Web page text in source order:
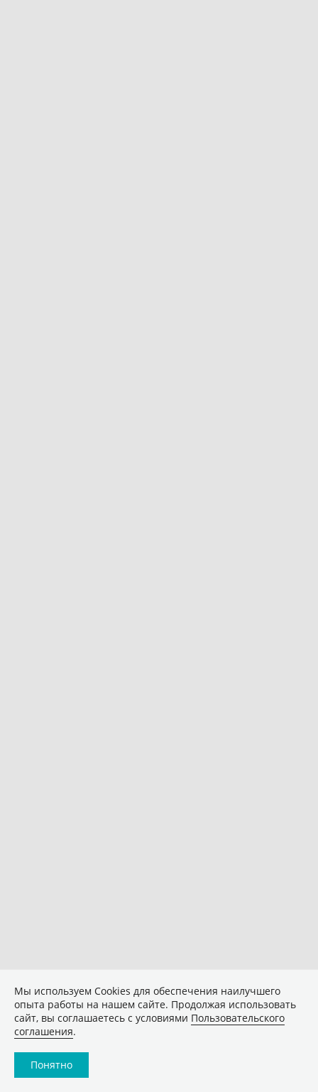
Мы используем Сookies для обеспечения наилучшего
опыта работы на нашем сайте. Продолжая использовать
сайт, вы соглашаетесь с условиями Пользовательского
соглашения.
Понятно